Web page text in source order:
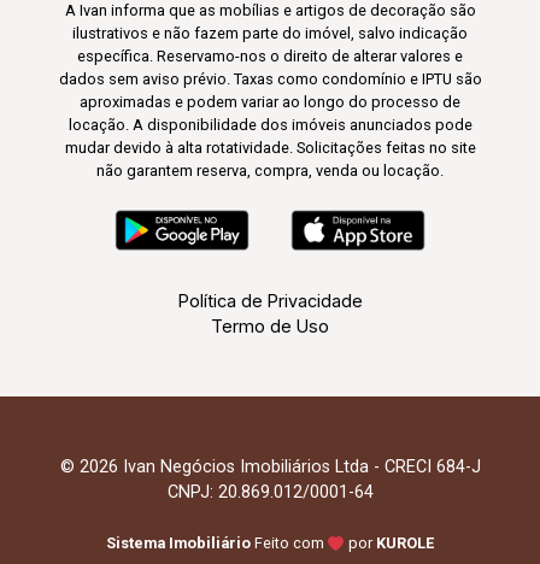
A Ivan informa que as mobílias e artigos de decoração são
ilustrativos e não fazem parte do imóvel, salvo indicação
específica. Reservamo-nos o direito de alterar valores e
dados sem aviso prévio. Taxas como condomínio e IPTU são
aproximadas e podem variar ao longo do processo de
locação. A disponibilidade dos imóveis anunciados pode
mudar devido à alta rotatividade. Solicitações feitas no site
não garantem reserva, compra, venda ou locação.
Política de Privacidade
Termo de Uso
© 2026 Ivan Negócios Imobiliários Ltda - CRECI 684-J
CNPJ: 20.869.012/0001-64
Sistema Imobiliário Feito com por KUROLE